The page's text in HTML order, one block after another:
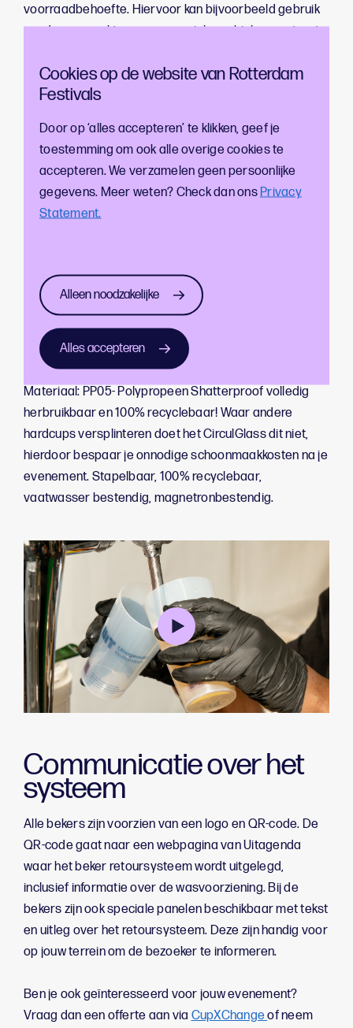
Cookies op de website van Rotterdam
Festivals
Door op ‘alles accepteren’ te klikken, geef je
toestemming om ook alle overige cookies te
accepteren. We verzamelen geen persoonlijke
gegevens. Meer weten? Check dan ons Privacy
Statement.
Alleen noodzakelijke
Alles accepteren
voorraadbehoefte. Hiervoor kan bijvoorbeeld gebruik
worden gemaakt van een speciale mobiele wasstraat,
Dit deed Trek Festival bijvoorbeeld, ook zijn er
inmiddels veel verschillende andere leveranciers met
Welke formaten zijn er
beschikbaar?
150ml (wijn) 8.000st [Geleverd in kratten per
400ml (groot bier) 40.000st [Geleverd in kratten
per 400stuks]
Specificaties
Materiaal: PP05- Polypropeen Shatterproof volledig
herbruikbaar en 100% recyclebaar! Waar andere
hardcups versplinteren doet het CirculGlass dit niet,
hierdoor bespaar je onnodige schoonmaakkosten na je
evenement. Stapelbaar, 100% recyclebaar,
vaatwasser bestendig, magnetronbestendig.
Communicatie over het
systeem
Alle bekers zijn voorzien van een logo en QR-code. De
QR-code gaat naar een webpagina van Uitagenda
waar het beker retoursysteem wordt uitgelegd,
inclusief informatie over de wasvoorziening. Bij de
bekers zijn ook speciale panelen beschikbaar met tekst
en uitleg over het retoursysteem. Deze zijn handig voor
op jouw terrein om de bezoeker te informeren.
Ben je ook geïnteresseerd voor jouw evenement?
Vraag dan een offerte aan via CupXChangeof neem